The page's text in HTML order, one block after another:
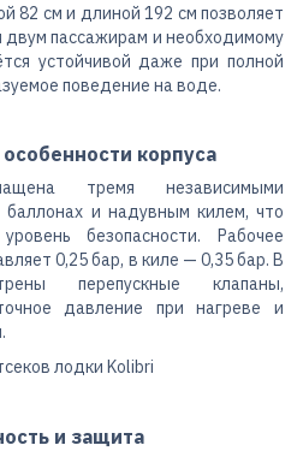
82 см и длиной 192 см позволяет
двум пассажирам и необходимому
устойчивой даже при полной
поведение на воде.
корпуса
тремя независимыми
и надувным килем, что
безопасности. Рабочее
0,25 бар, в киле — 0,35 бар. В
перепускные клапаны,
давление при нагреве и
и защита